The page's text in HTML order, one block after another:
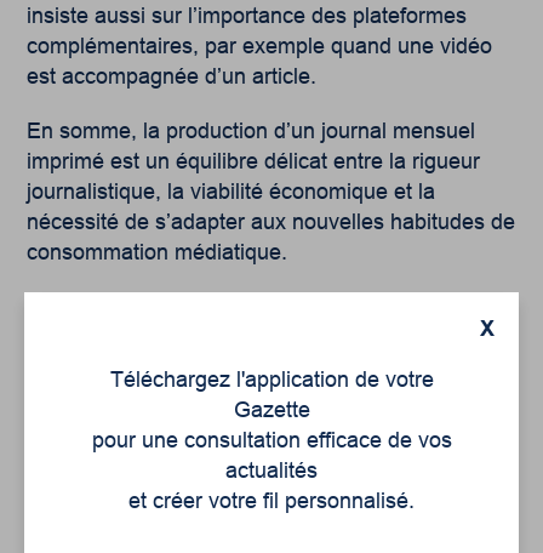
insiste aussi sur l’importance des plateformes
complémentaires, par exemple quand une vidéo
est accompagnée d’un article.
En somme, la production d’un journal mensuel
imprimé est un équilibre délicat entre la rigueur
journalistique, la viabilité économique et la
nécessité de s’adapter aux nouvelles habitudes de
consommation médiatique.
Articles récents
X
Téléchargez l'application de votre
Gazette
pour une consultation efficace de vos
actualités
et créer votre fil personnalisé.